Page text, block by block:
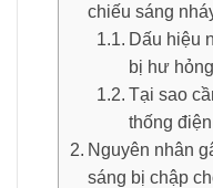
chiếu sáng
Dấu hiệu
bị hư
Tại sao
thống
Nguyên nhân
sáng bị chập